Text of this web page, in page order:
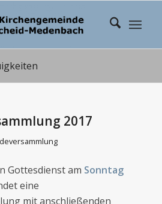
2017
Gottesdienst am Sonntag
eine
mit anschließenden